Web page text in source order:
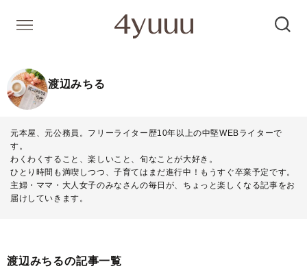
渡辺みちる
元本屋、元公務員。フリーライター歴10年以上の中堅WEBライターで
す。
わくわくすること、楽しいこと、旬なことが大好き。
ひとり時間も満喫しつつ、子育てはまだ進行中！もうすぐ卒業予定です。
主婦・ママ・大人女子のみなさんの毎日が、ちょっと楽しくなる記事をお
届けしていきます。
渡辺みちるの記事一覧